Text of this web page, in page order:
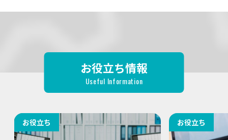
お役立ち情報
Useful Information
お役立ち お役立ち